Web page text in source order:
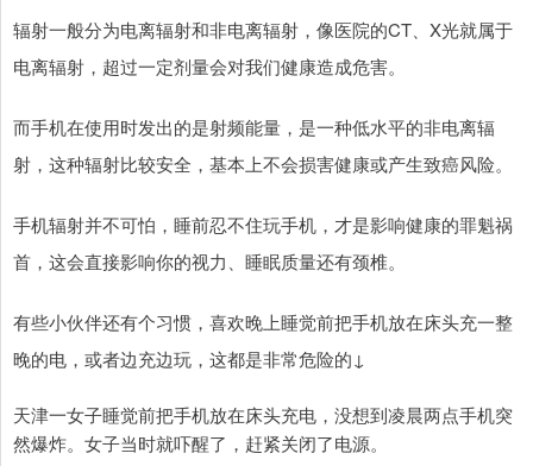
辐射一般分为电离辐射和非电离辐射，像医院的CT、X光就属于
电离辐射，超过一定剂量会对我们健康造成危害。
而手机在使用时发出的是射频能量，是一种低水平的非电离辐
射，这种辐射比较安全，基本上不会损害健康或产生致癌风险。
手机辐射并不可怕，睡前忍不住玩手机，才是影响健康的罪魁祸
首，这会直接影响你的视力、睡眠质量还有颈椎。
有些小伙伴还有个习惯，喜欢晚上睡觉前把手机放在床头充一整
晚的电，或者边充边玩，这都是非常危险的↓
天津一女子睡觉前把手机放在床头充电，没想到凌晨两点手机突
然爆炸。女子当时就吓醒了，赶紧关闭了电源。